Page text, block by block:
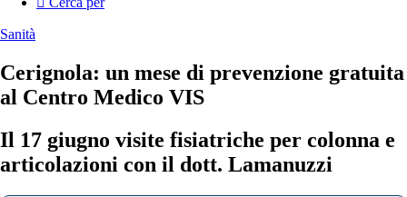
Sanità
Cerignola: un mese di prevenzione gratuita
al Centro Medico VIS
Il 17 giugno visite fisiatriche per colonna e
articolazioni con il dott. Lamanuzzi